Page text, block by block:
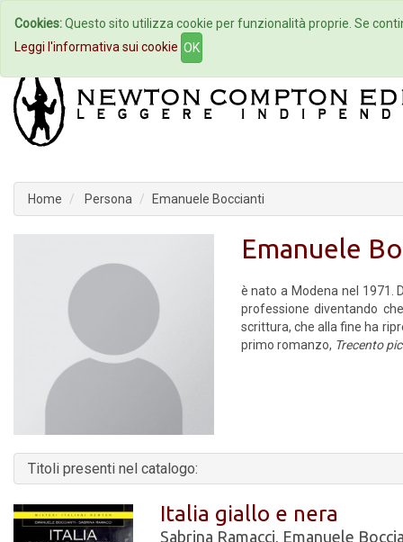
Home Autori Eventi
Home Persona Emanuele Boccianti
Emanuele
è nato a Modena nel 1971.
professione diventando
scrittura, che alla fine ha
primo romanzo, Trecento
Titoli presenti nel catalogo:
Italia giallo e nera
Sabrina Ramacci Emanuele
Cookies:Questo sito utilizza cookie per funzionalità proprie. Se
Leggi l'informativa sui cookie OK